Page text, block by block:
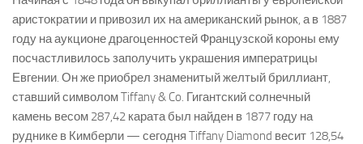
аристократии и привозил их на американский рынок, а в 1887
году на аукционе драгоценностей Французской короны ему
посчастливилось заполучить украшения императрицы
Евгении. Он же приобрел знаменитый желтый бриллиант,
ставший символом Tiffany & Co. Гигантский солнечный
камень весом 287,42 карата был найден в 1877 году на
руднике в Кимберли — сегодня Tiffany Diamond весит 128,54